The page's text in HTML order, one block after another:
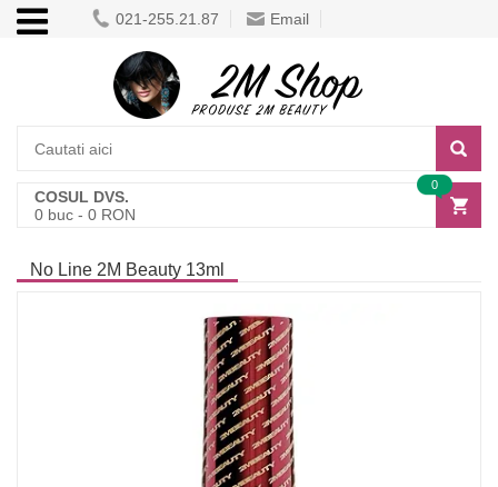
021-255.21.87 Email
COSUL DVS.
0 buc - 0 RON
0
No Line 2M Beauty 13ml